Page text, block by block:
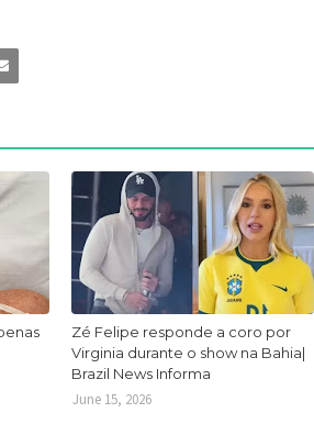
Zé Felipe responde a coro por
Virginia durante o show na Bahia|
Brazil News Informa
June 15, 2026